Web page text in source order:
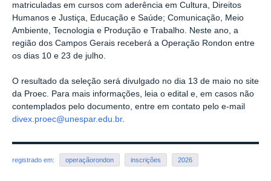
matriculadas em cursos com aderência em Cultura, Direitos
Humanos e Justiça, Educação e Saúde; Comunicação, Meio
Ambiente, Tecnologia e Produção e Trabalho. Neste ano, a
região dos Campos Gerais receberá a Operação Rondon entre
os dias 10 e 23 de julho.
O resultado da seleção será divulgado no dia 13 de maio no site
da Proec. Para mais informações, leia o edital e, em casos não
contemplados pelo documento, entre em contato pelo e-mail
divex.proec@unespar.edu.br.
registrado em: operaçãorondon inscrições 2026